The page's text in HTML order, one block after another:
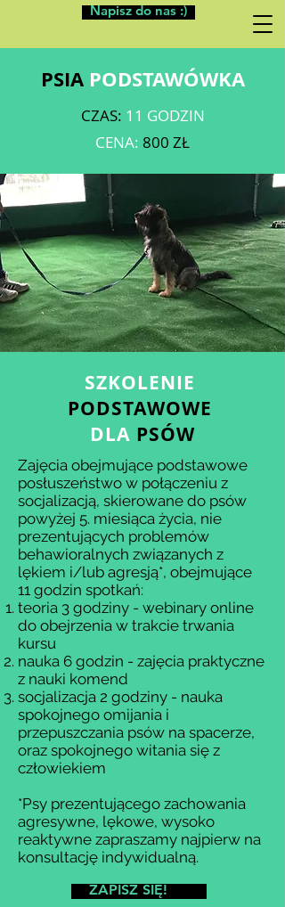
Napisz do nas :)
PSIA PODSTAWÓWKA
CZAS: 11 GODZIN
CENA: 800 ZŁ
SZKOLENIE
PODSTAWOWE
DLA PSÓW
Zajęcia obejmujące podstawowe
posłuszeństwo w połączeniu z
socjalizacją, skierowane do psów
powyżej 5. miesiąca życia, nie
prezentujących problemów
behawioralnych związanych z
lękiem i/lub agresją*, obejmujące
11 godzin spotkań:
teoria 3 godziny - webinary online
do obejrzenia w trakcie trwania
kursu
nauka 6 godzin - zajęcia praktyczne
z nauki komend
socjalizacja 2 godziny - nauka
spokojnego omijania i
przepuszczania psów na spacerze,
oraz spokojnego witania się z
człowiekiem
*Psy prezentującego zachowania
agresywne, lękowe, wysoko
reaktywne zapraszamy najpierw na
konsultację indywidualną.
ZAPISZ SIĘ!